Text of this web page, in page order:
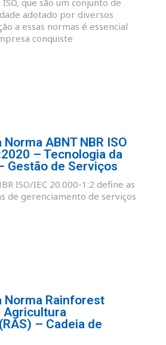
adotado por diversos
a essas normas é essencial
conquiste
ABNT NBR ISO
– Tecnologia da
Gestão de Serviços
ISO/IEC 20.000-1:2 define as
de gerenciamento de serviços
Norma Rainforest
Agricultura
– Cadeia de